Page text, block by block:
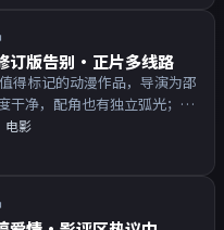
订版告别·正片多线路
得标记的动漫作品，导演为邵
干净，配角也有独立弧光；配
一。主演以演技派为主，适合
物关系的观众加入片单。
电影